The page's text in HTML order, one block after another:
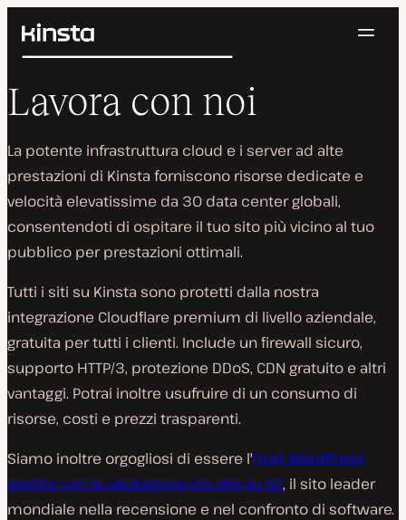
Kinsta®
Soluzioni
Prezzi
Risorse
Cerca
Accedi
Lavora con noi
La potente infrastruttura cloud e i server ad alte
prestazioni di Kinsta forniscono risorse dedicate e
velocità elevatissime da 30 data center globali,
consentendoti di ospitare il tuo sito più vicino al tuo
pubblico per prestazioni ottimali.
Tutti i siti su Kinsta sono protetti dalla nostra
integrazione Cloudflare premium di livello aziendale,
gratuita per tutti i clienti. Include un firewall sicuro,
supporto HTTP/3, protezione DDoS, CDN gratuito e altri
vantaggi. Potrai inoltre usufruire di un consumo di
risorse, costi e prezzi trasparenti.
Siamo inoltre orgogliosi di essere l'host WordPress
gestito con la valutazione più alta su G2, il sito leader
mondiale nella recensione e nel confronto di software.